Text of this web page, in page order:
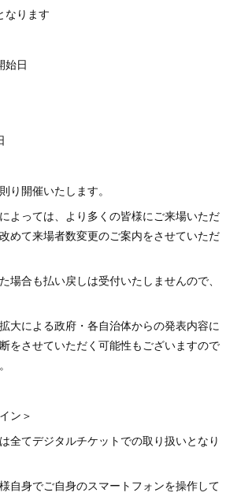
なります
始日
り開催いたします。
よっては、より多くの皆様にご来場いただ
めて来場者数変更のご案内をさせていただ
場合も払い戻しは受付いたしませんので、
大による政府・各自治体からの発表内容に
をさせていただく可能性もございますので
ン＞
全てデジタルチケットでの取り扱いとなり
自身でご自身のスマートフォンを操作して